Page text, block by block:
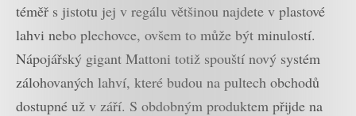
téměř s jistotu jej v regálu většinou najdete v plastové
lahvi nebo plechovce, ovšem to může být minulostí.
Nápojářský gigant Mattoni totiž spouští nový systém
zálohovaných lahví, které budou na pultech obchodů
dostupné už v září. S obdobným produktem přijde na